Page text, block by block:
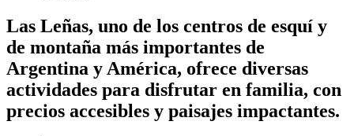
Las Leñas, uno de los centros de esquí y
de montaña más importantes de
Argentina y América, ofrece diversas
actividades para disfrutar en familia, con
precios accesibles y paisajes impactantes.